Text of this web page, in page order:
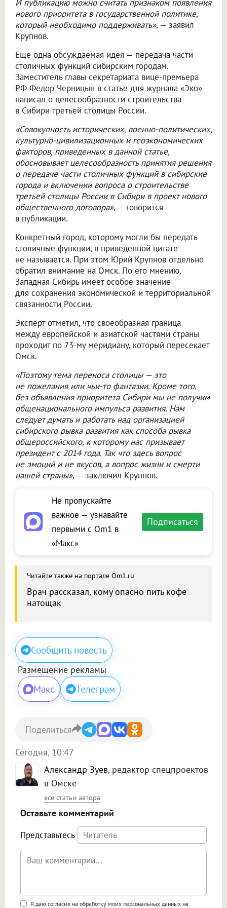
И публикацию можно считать признаком появления
нового приоритета в государственной политике,
который необходимо поддерживать», — заявил
Крупнов.
Еще одна обсуждаемая идея — передача части
столичных функций сибирским городам.
Заместитель главы секретариата вице-премьера
РФ Федор Черницын в статье для журнала «Эко»
написал о целесообразности строительства
в Сибири третьей столицы России.
«Совокупность исторических, военно-политических,
культурно-цивилизационных и геоэкономических
факторов, приведенных в данной статье,
обосновывает целесообразность принятия решения
о передаче части столичных функций в сибирские
города и включении вопроса о строительстве
третьей столицы России в Сибири в проект нового
общественного договора», — говорится
в публикации.
Конкретный город, которому могли бы передать
столичные функции, в приведенной цитате
не называется. При этом Юрий Крупнов отдельно
обратил внимание на Омск. По его мнению,
Западная Сибирь имеет особое значение
для сохранения экономической и территориальной
связанности России.
Эксперт отметил, что своеобразная граница
между европейской и азиатской частями страны
проходит по 73-му меридиану, который пересекает
Омск.
«Поэтому тема переноса столицы — это
не пожелания или чьи-то фантазии. Кроме того,
без объявления приоритета Сибири мы не получим
общенационального импульса развития. Нам
следует думать и работать над организацией
сибирского рывка развития как способа рывка
общероссийского, к которому нас призывает
президент с 2014 года. Так что здесь вопрос
не эмоций и не вкусов, а вопрос жизни и смерти
нашей страны», — заключил Крупнов.
Не пропускайте
важное — узнавайте
первыми с Om1 в
«Макс»
Подписаться
Читайте также на портале Om1.ru
Врач рассказал, кому опасно пить кофе
натощак
Сообщить новость
Размещение рекламы
Макс Телеграм
Александр Зуев, редактор спецпроектов
в Омске
все статьи автора
Сегодня, 10:47
Поделиться
Оставьте комментарий
Представьтесь
Поддержка HTML
Я даю согласие на обработку моих персональных данных на